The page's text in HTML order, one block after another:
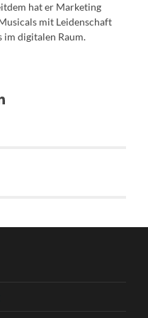
hat er Marketing
mit Leidenschaft
im digitalen Raum.